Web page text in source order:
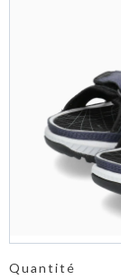
Quantité